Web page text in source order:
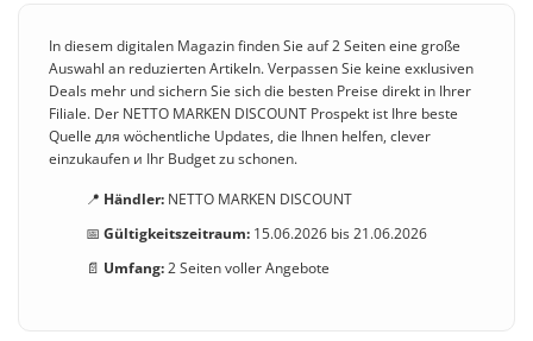
In diesem digitalen Magazin finden Sie auf 2 Seiten eine große
Auswahl an reduzierten Artikeln. Verpassen Sie keine exкlusiven
Deals mehr und sichern Sie sich die besten Preise direkt in Ihrer
Filiale. Der NETTO MARKEN DISCOUNT Prospekt ist Ihre beste
Quelle для wöchentliche Updates, die Ihnen helfen, clever
einzukaufen и Ihr Budget zu schonen.
📍 Händler:NETTO MARKEN DISCOUNT
📅 Gültigkeitszeitraum:15.06.2026 bis 21.06.2026
📄 Umfang:2 Seiten voller Angebote